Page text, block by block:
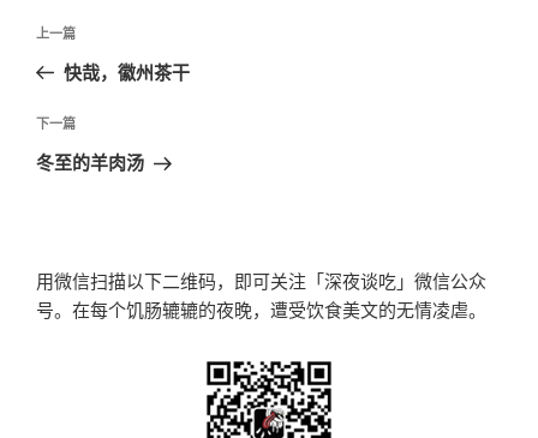
文
导
航
上
一
文
章
上一篇
快哉，徽州茶干
下
一
下一篇
冬至的羊肉汤
用微信扫描以下二维码，即可关注「深夜谈吃」微信公众
号。在每个饥肠辘辘的夜晚，遭受饮食美文的无情凌虐。